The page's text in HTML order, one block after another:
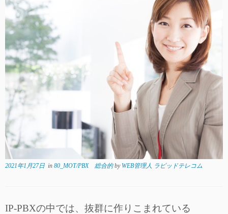
2021年1月27日 in 80_MOT/PBX 総合的by WEB管理人 ラピッドテレコム
IP-PBXの中では、抜群に作りこまれている